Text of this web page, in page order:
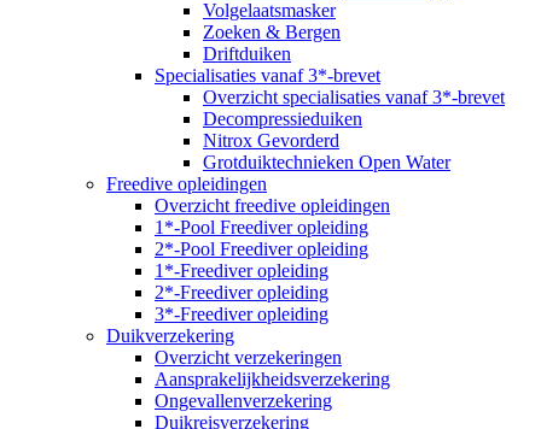
Volgelaatsmasker
Zoeken & Bergen
Driftduiken
Specialisaties vanaf 3*-brevet
Overzicht specialisaties vanaf 3*-brevet
Decompressieduiken
Nitrox Gevorderd
Grotduiktechnieken Open Water
Freedive opleidingen
Overzicht freedive opleidingen
1*-Pool Freediver opleiding
2*-Pool Freediver opleiding
1*-Freediver opleiding
2*-Freediver opleiding
3*-Freediver opleiding
Duikverzekering
Overzicht verzekeringen
Aansprakelijkheidsverzekering
Ongevallenverzekering
Duikreisverzekering